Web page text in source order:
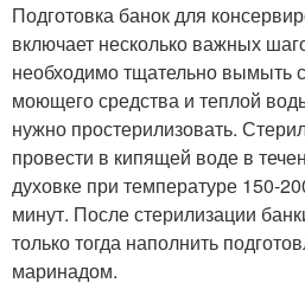
Подготовка банок для
включает несколько важных
необходимо тщательно вымыть
моющего средства и теплой
нужно простерилизовать.
провести в кипящей воде в
духовке при температуре 150-
минут. После стерилизации
только тогда наполнить
маринадом.